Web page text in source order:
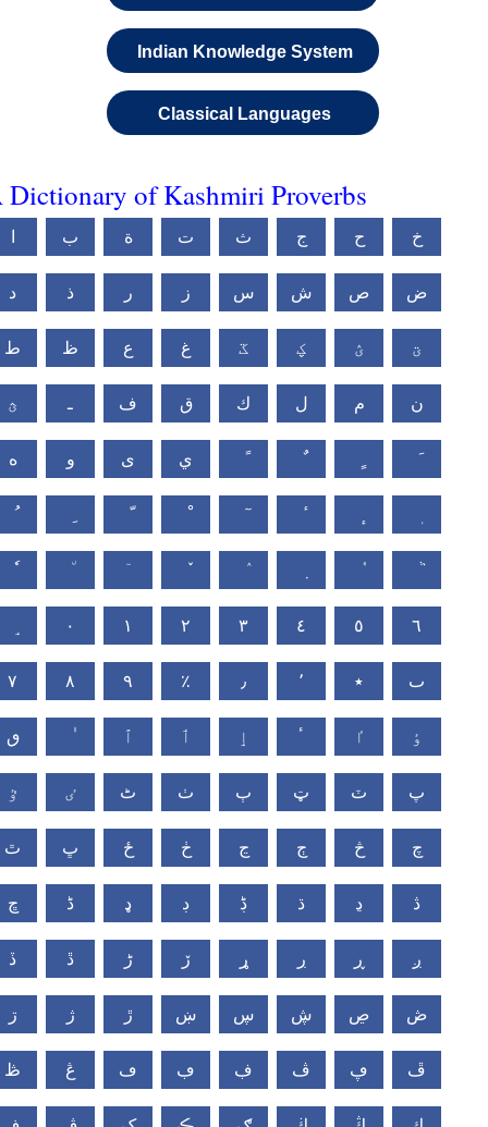
Indian Knowledge System
Classical Languages
Dictionary of Kashmiri Proverbs
ب ة ت ث ج ح خ
د ذ ر ز س ش ص ض
ط ظ ع غ ػ ؼ ؽ ؾ
ؿ ـ ف ق ك ل م ن
ه و ى ي
٠ ١ ٢ ٣ ٤ ٥ ٦
٧ ٨ ٩ ٪ ٫ ٬ ٭ ٮ
ٯ ٱ ٲ ٳ ٴ ٵ ٶ
ٷ ٸ ٹ ٺ ٻ ټ ٽ پ
ٿ ڀ ځ ڂ ڃ ڄ څ چ
ڇ ڈ ډ ڊ ڋ ڌ ڍ ڎ
ڏ ڐ ڑ ڒ ړ ڔ ڕ ږ
ڗ ژ ڙ ښ ڛ ڜ ڝ ڞ
ڟ ڠ ڡ ڢ ڣ ڤ ڥ ڦ